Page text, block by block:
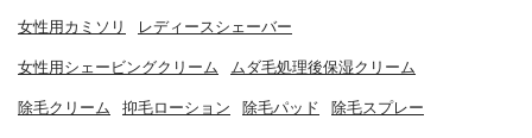
女性用カミソリ レディースシェーバー
女性用シェービングクリーム ムダ毛処理後保湿クリーム
除毛クリーム 抑毛ローション 除毛パッド 除毛スプレー